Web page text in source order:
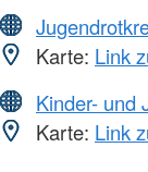
Karte: Link
Kinder- und
Karte: Link